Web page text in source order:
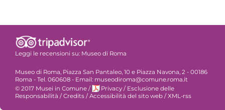
Leggi le recensioni su: Museo di Roma
Museo di Roma, Piazza San Pantaleo, 10 e Piazza Navona, 2 - 00186
Roma - Tel. 060608 - Email: museodiroma@comune.roma.it
© 2017 Musei in Comune / Privacy / Esclusione delle
Responsabilità /Credits /Accessibilità del sito web /XML-rss